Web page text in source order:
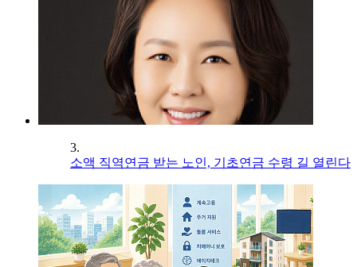
3.
소액 직역연금 받는 노인, 기초연금 수령 길 열린다